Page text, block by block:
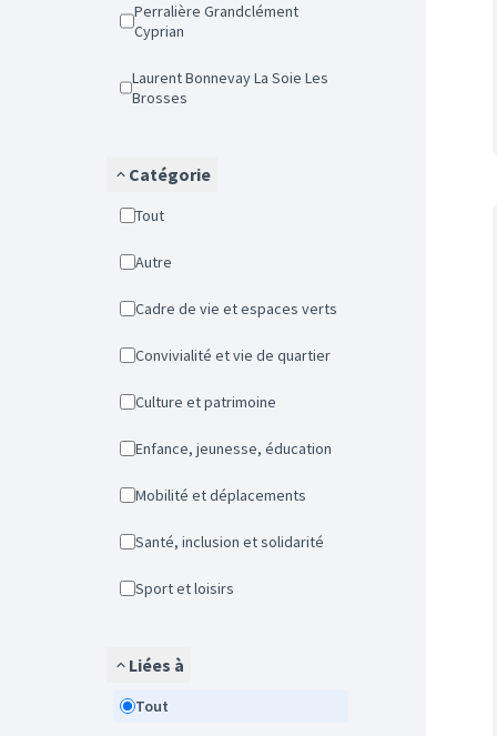
Perralière Grandclément
Cyprian
Laurent Bonnevay La Soie Les
Brosses
Catégorie
Tout
Autre
Cadre de vie et espaces verts
Convivialité et vie de quartier
Culture et patrimoine
Enfance, jeunesse, éducation
Mobilité et déplacements
Santé, inclusion et solidarité
Sport et loisirs
Liées à
Tout